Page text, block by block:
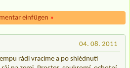
einfügen »
04. 08. 2011
rádi vracíme a po shlédnutí